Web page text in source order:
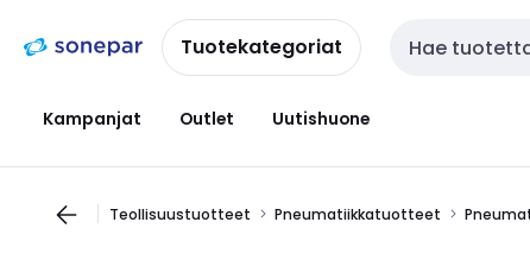
navigointiinsisältöönTuotekategoriat Haku
Kampanjat Outlet Uutishuone
Teollisuustuotteet Pneumatiikkatuotteet